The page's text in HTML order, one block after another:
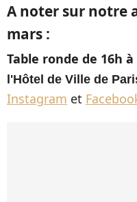
A noter sur notre
mars :
Table ronde de 16h à
l'Hôtel de Ville de
Instagram et